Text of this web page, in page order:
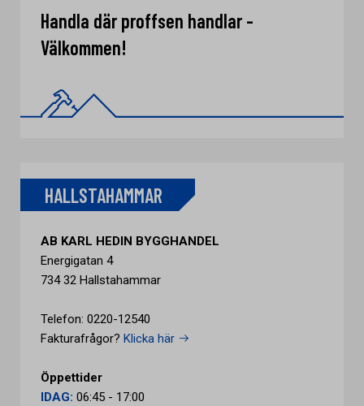
Handla där proffsen handlar -
Välkommen!
HALLSTAHAMMAR
AB KARL HEDIN BYGGHANDEL
Energigatan 4
734 32 Hallstahammar
Telefon: 0220-12540
Fakturafrågor? Klicka här
Öppettider
IDAG: 06:45 - 17:00